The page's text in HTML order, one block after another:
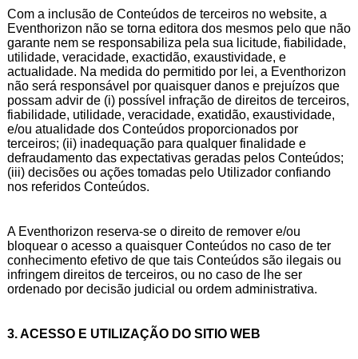
Com a inclusão de Conteúdos de terceiros no website, a
Eventhorizon não se torna editora dos mesmos pelo que não
garante nem se responsabiliza pela sua licitude, fiabilidade,
utilidade, veracidade, exactidão, exaustividade, e
actualidade. Na medida do permitido por lei, a Eventhorizon
não será responsável por quaisquer danos e prejuízos que
possam advir de (i) possível infração de direitos de terceiros,
fiabilidade, utilidade, veracidade, exatidão, exaustividade,
e/ou atualidade dos Conteúdos proporcionados por
terceiros; (ii) inadequação para qualquer finalidade e
defraudamento das expectativas geradas pelos Conteúdos;
(iii) decisões ou ações tomadas pelo Utilizador confiando
nos referidos Conteúdos.
A Eventhorizon reserva-se o direito de remover e/ou
bloquear o acesso a quaisquer Conteúdos no caso de ter
conhecimento efetivo de que tais Conteúdos são ilegais ou
infringem direitos de terceiros, ou no caso de lhe ser
ordenado por decisão judicial ou ordem administrativa.
3. ACESSO E UTILIZAÇÃO DO SITIO WEB